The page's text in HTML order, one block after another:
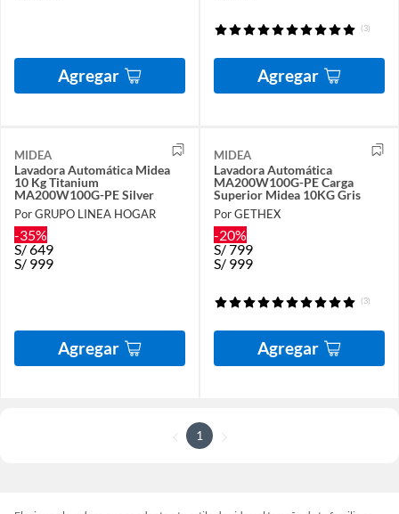
Agregar
(3)
Agregar
MIDEA
Lavadora Automática Midea
10 Kg Titanium
MA200W100G-PE Silver
Por GRUPO LINEA HOGAR
-35%
S/649
S/ 999
Agregar
MIDEA
Lavadora Automática
MA200W100G-PE Carga
Superior Midea 10KG Gris
Por GETHEX
-20%
S/799
S/ 999
(3)
Agregar
1